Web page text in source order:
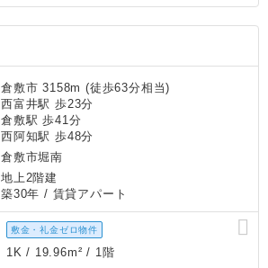
倉敷市 3158m (徒歩63分相当)
西富井駅 歩23分
倉敷駅 歩41分
西阿知駅 歩48分
倉敷市堀南
地上2階建
築30年 / 賃貸アパート
敷金・礼金ゼロ物件
1K / 19.96m² / 1階